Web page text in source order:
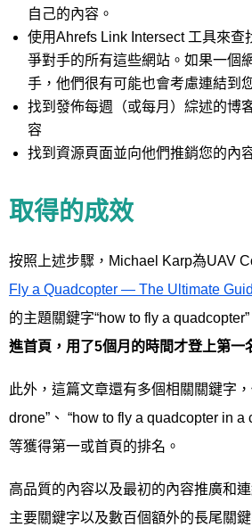
自己的內容。
使用Ahrefs Link Intersect 工具來查
爭對手的所有這些網站。如果一個
手，他們很有可能也會考慮連結到
找到發佈每週（或每月）綜述的博
容
找到資源頁面並向他們推銷您的內
取得的成效
按照上述步驟，Michael Karp為UAV
Fly a Quadcopter — The Ultimate
的主題關鍵字“how to fly a quadcopter”
進首頁，用了5個月的時間才登上第一
此外，這篇文章還有多個相關關鍵字
drone”、 “how to fly a quadcopter in a
等獲得第一或首頁的排名。
高品質的內容以及最初的內容推廣和
主要關鍵字以及數百個額外的長尾關